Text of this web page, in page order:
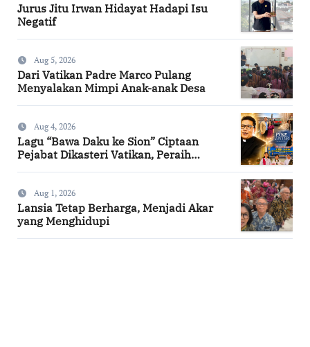
Jurus Jitu Irwan Hidayat Hadapi Isu
Negatif
Aug 5, 2026
Dari Vatikan Padre Marco Pulang
Menyalakan Mimpi Anak-anak Desa
Aug 4, 2026
Lagu “Bawa Daku ke Sion” Ciptaan
Pejabat Dikasteri Vatikan, Peraih
Aug 1, 2026
Lansia Tetap Berharga, Menjadi Akar
yang Menghidupi